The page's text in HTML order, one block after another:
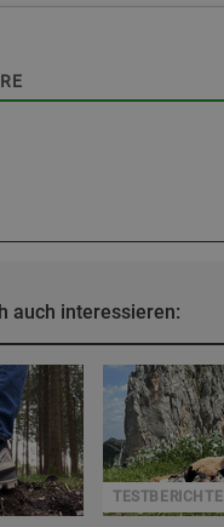
auch interessieren:
TESTBERICHTE